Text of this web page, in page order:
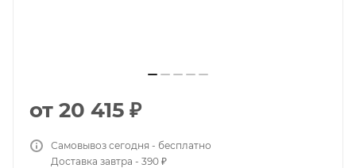
от 20 415 ₽
Самовывоз сегодня - бесплатно
Доставка завтра - 390 ₽